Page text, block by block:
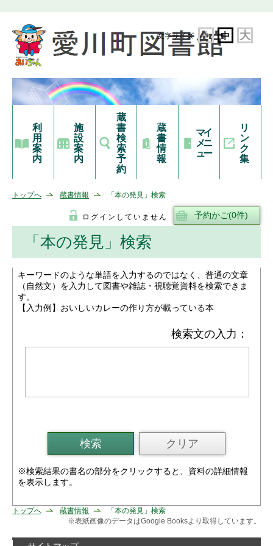
文字サイズ 小 中 大
利
用
案
内
施
設
案
内
蔵
書
検
索
予
約
蔵
書
情
報
マイ
メニ
ュー
リ
ン
ク
集
トップへ 蔵書情報 「本の発見」検索
ログインしていません
「本の発見」検索
キーワードのような単語を入力するのではなく、普通の文章
（自然文）を入力して図書や雑誌・視聴覚資料を検索できま
す。
【入力例】おいしいカレーの作り方が載っている本
検索文の入力：
※検索結果の書名の部分をクリックすると、資料の詳細情報
を表示します。
トップへ 蔵書情報
「本の発見」検索
※表紙画像のデータはGoogle Booksより取得しています。